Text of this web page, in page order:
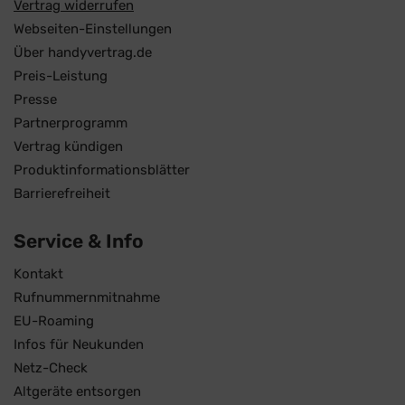
Vertrag widerrufen
Webseiten-Einstellungen
Über handyvertrag.de
Preis-Leistung
Presse
Partnerprogramm
Vertrag kündigen
Produktinformationsblätter
Barrierefreiheit
Service & Info
Kontakt
Rufnummernmitnahme
EU-Roaming
Infos für Neukunden
Netz-Check
Altgeräte entsorgen